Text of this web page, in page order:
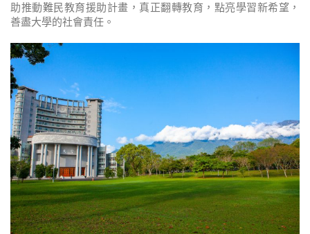
助推動難民教育援助計畫，真正翻轉教育，點亮學習新希望，
善盡大學的社會責任。